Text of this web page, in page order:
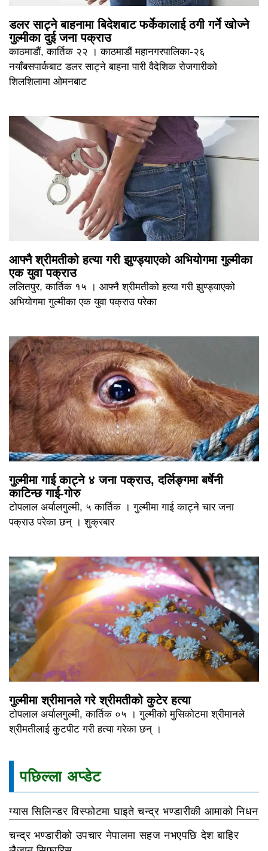
डलर साट्ने बाहनामा बिदेशबाट फर्केकालाई ठगी गर्ने खोज्ने
गुल्मीका दुई जना पक्राउ
काठमाडौं, कार्तिक २२ । काठमाडौं महानगरपालिका-२६
नयाँबसपार्कबाट डलर साट्ने बाहना पारी वैदेशिक रोजगारीको
शिलशिलामा ओमनबाट
आफ्नै श्रीमतीको हत्या गरी झुण्ड्याएको अभियोगमा गुल्मीका
एक युवा पक्राउ
ललितपुर, कार्तिक १५ । आफ्नै श्रीमतीको हत्या गरी झुण्ड्याएको
अभियोगमा गुल्मीका एक युवा पक्राउ परेका
गुल्मीमा गाई काट्ने ४ जना पक्राउ, दर्लिङ्गमा बर्षेनी
काटिन्छ गाई-गोरु
टोपलाल अर्यालगुल्मी, ५ कार्तिक । गुल्मीमा गाई काट्ने चार जना
पक्राउ परेका छन् । शुक्रबार
गुल्मीमा श्रीमानले गरे श्रीमतीको कुटेर हत्या
टोपलाल अर्यालगुल्मी, कार्तिक ०५ । गुल्मीको मुसिकोटमा श्रीमानले
श्रीमतीलाई कुटपीट गरी हत्या गरेका छन् ।
पछिल्ला अप्डेट
ग्यास सिलिन्डर विस्फोटमा घाइते चन्द्र भण्डारीकी आमाको निधन
चन्द्र भण्डारीको उपचार नेपालमा सहज नभएपछि देश बाहिर